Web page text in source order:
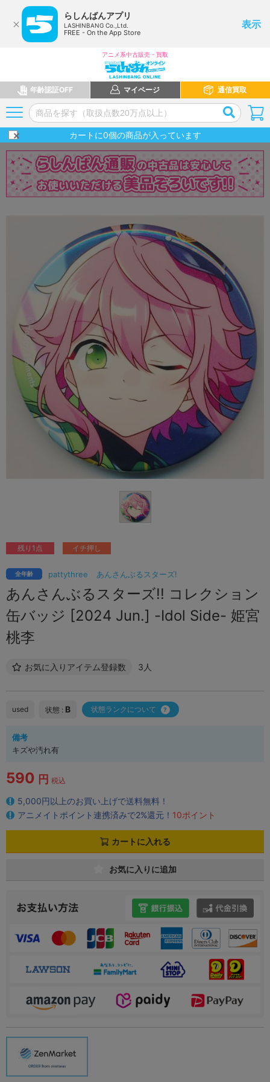
らしんばんアプリ
LASHINBANG Co.,Ltd.
FREE - On the App Store
表示
アニメ系中古販売・買取
年齢認証OFF マイページ 通信買取
カートに0個の商品が入っています
pattythree あんさんぶるスターズ!
全年齢
あんさんぶるスターズ!! コレクション
缶バッジ [2024 Jun.] -Idol Side- 姫宮
桃李
お気に入りアイテム登録数 3人
残り1点 イチ押し
used 状態 : B 状態ランクについて
備考
キズや汚れ有
590 円 税込
5,000円以上のお買い上げで送料無料！
アニメイトポイント連携済みで2%還元！ 10ポイント
カートに入れる
お気に入りに追加